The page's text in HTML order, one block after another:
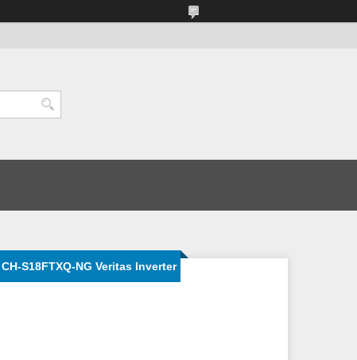
S18FTXQ-NG Veritas Inverter